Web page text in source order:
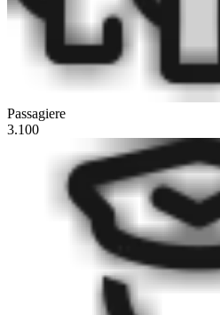
Passagiere
3.100